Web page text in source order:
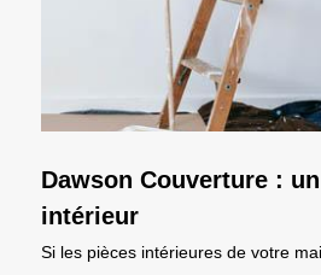
Dawson Couverture :
intérieur
Si les pièces intérieures de votre